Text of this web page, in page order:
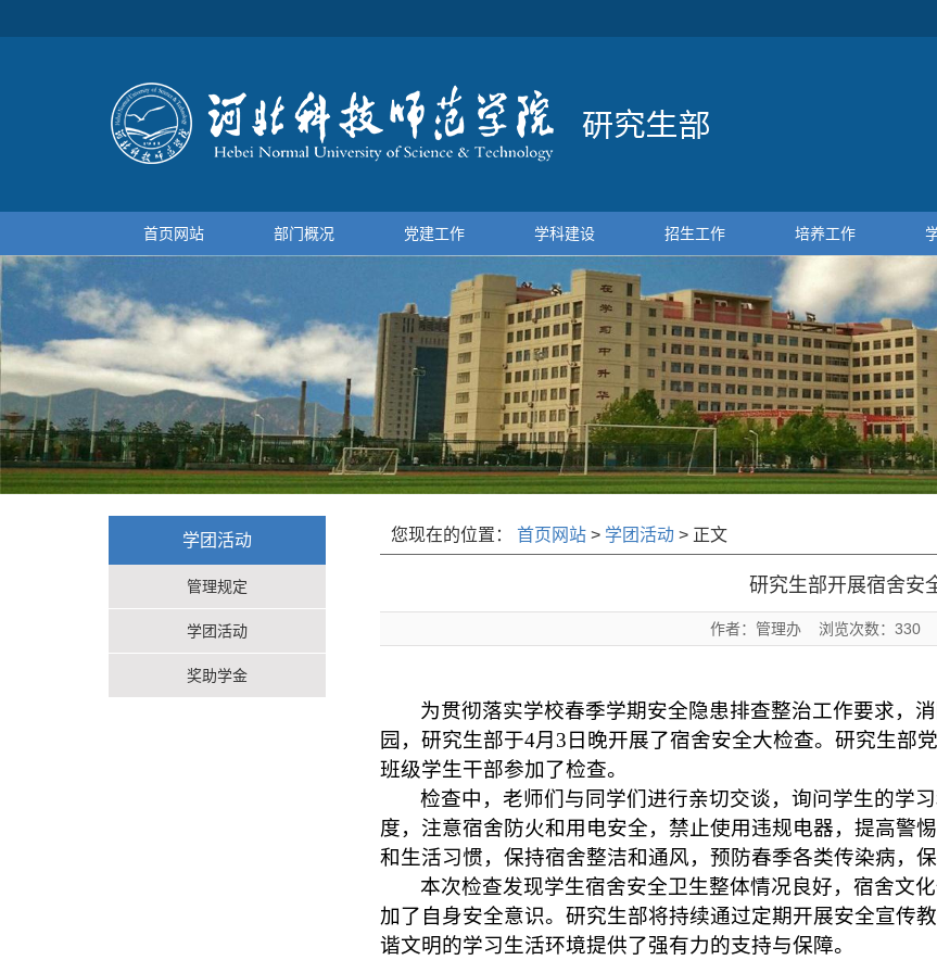
首页网站 部门概况 党建工作 学科建设 招生工作 培养工作
学团活动
管理规定
学团活动
奖助学金
您现在的位置： 首页网站 > 学团活动 > 正文
研究生部开展宿舍安
作者：管理办 浏览次数： 330
为贯彻落实学校春季学期安全隐患排查整治工作要求，
园，研究生部于4月3日晚开展了宿舍安全大检查。研究生部
班级学生干部参加了检查。
检查中，老师们与同学们进行亲切交谈，询问学生的学
度，注意宿舍防火和用电安全，禁止使用违规电器，提高警
和生活习惯，保持宿舍整洁和通风，预防春季各类传染病，保
本次检查发现学生宿舍安全卫生整体情况良好，宿舍文
加了自身安全意识。研究生部将持续通过定期开展安全宣传
谐文明的学习生活环境提供了强有力的支持与保障。